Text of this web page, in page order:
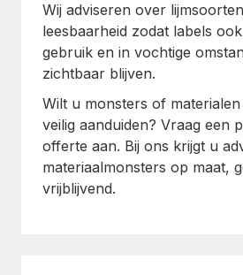
Wij adviseren over
leesbaarheid zodat labels
gebruik en in vochtige
zichtbaar blijven.
Wilt u monsters of materialen
veilig aanduiden? Vraag een
offerte aan. Bij ons krijgt u
materiaalmonsters op maat,
vrijblijvend.